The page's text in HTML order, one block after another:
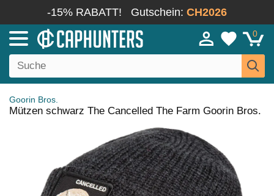
-15% RABATT! Gutschein: CH2026
0
Goorin Bros.
Mützen schwarz The Cancelled The Farm Goorin Bros.